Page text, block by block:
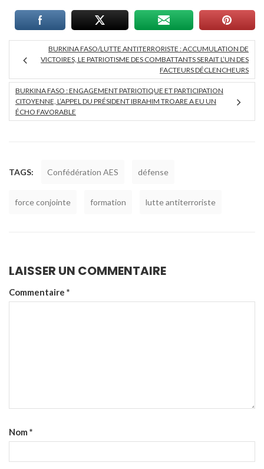
BURKINA FASO/LUTTE ANTITERRORISTE : ACCUMULATION DE
VICTOIRES, LE PATRIOTISME DES COMBATTANTS SERAIT L’UN DES
FACTEURS DÉCLENCHEURS
BURKINA FASO : ENGAGEMENT PATRIOTIQUE ET PARTICIPATION
CITOYENNE, L’APPEL DU PRÉSIDENT IBRAHIM TROARE A EU UN
ÉCHO FAVORABLE
TAGS: Confédération AES défense
force conjointe formation lutte antiterroriste
LAISSER UN COMMENTAIRE
Commentaire *
Nom *